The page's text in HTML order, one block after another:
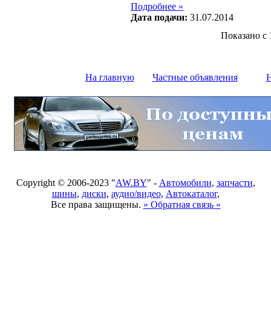
Подробнее »
Дата подачи: 31.07.2014
Показано с
На главную Частные объявления
Copyright © 2006-2023 "AW.BY" - Автомобили, запчасти,
шины, диски, аудио/видео, Автокаталог,
Все права защищены. » Обратная связь «